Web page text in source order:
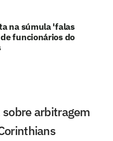
na súmula 'falas
funcionários do
sobre arbitragem